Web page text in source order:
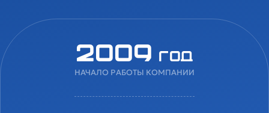
2009 год
НАЧАЛО РАБОТЫ КОМПАНИИ